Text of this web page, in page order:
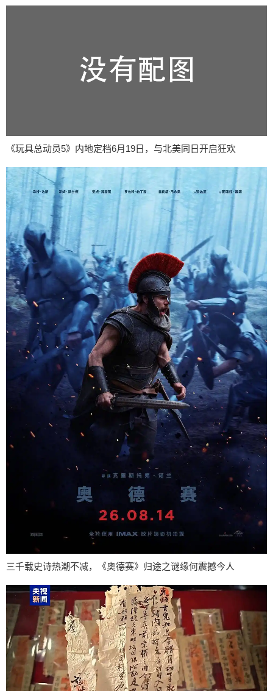
《玩具总动员5》内地定档6月19日，与北美同日开启狂欢
三千载史诗热潮不减，《奥德赛》归途之谜缘何震撼今人